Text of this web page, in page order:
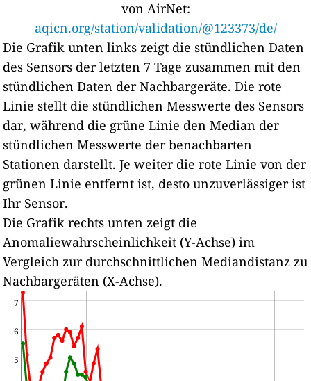
von AirNet:
aqicn.org/station/validation/@123373/de/
Die Grafik unten links zeigt die stündlichen Daten
des Sensors der letzten 7 Tage zusammen mit den
stündlichen Daten der Nachbargeräte. Die rote
Linie stellt die stündlichen Messwerte des Sensors
dar, während die grüne Linie den Median der
stündlichen Messwerte der benachbarten
Stationen darstellt. Je weiter die rote Linie von der
grünen Linie entfernt ist, desto unzuverlässiger ist
Ihr Sensor.
Die Grafik rechts unten zeigt die
Anomaliewahrscheinlichkeit (Y-Achse) im
Vergleich zur durchschnittlichen Mediandistanz zu
Nachbargeräten (X-Achse).
5
6
7